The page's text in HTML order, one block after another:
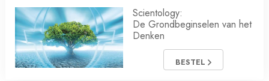
Scientology:
De Grondbeginselen van het
Denken
BESTEL